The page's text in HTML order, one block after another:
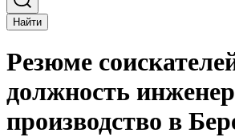
Найти
Резюме
должность
производство в